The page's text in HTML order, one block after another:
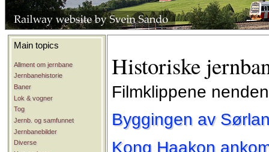
Main topics
Allment om jernbane
Jernbanehistorie
Baner
Lok & vogner
Tog
Jernb. og samfunnet
Jernbanebilder
Diverse
Historiske
Filmklippene
Byggingen av
Kong Haakon